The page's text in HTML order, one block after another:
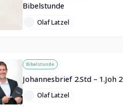
Bibelstunde
Olaf Latzel
Bibelstunde
Johannesbrief 2.Std – 1.Joh 2
Olaf Latzel